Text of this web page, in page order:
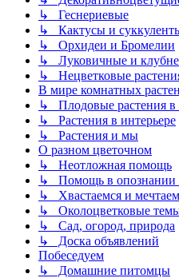
↳ Геснериевые
↳ Кактусы и
↳ Орхидеи и Бромелии
↳ Луковичные и
↳ Нецветковые
В мире комнатных
↳ Плодовые растения в
↳ Растения в интерьере
↳ Растения и мы
О разном цветочном
↳ Неотложная помощь
↳ Помощь в опознании
↳ Хвастаемся и мечтаем
↳ Околоцветковые
↳ Сад, огород, природа
↳ Доска объявлений
Побеседуем
↳ Домашние питомцы